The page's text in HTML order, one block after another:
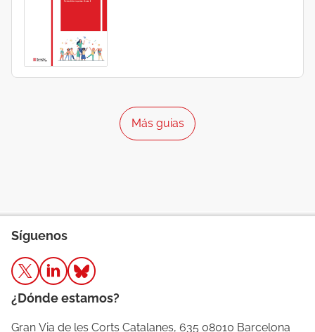
Más guias
Síguenos
¿Dónde estamos?
Gran Via de les Corts Catalanes, 635 08010 Barcelona